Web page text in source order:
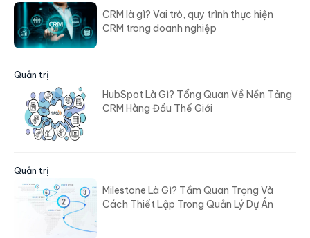
CRM là gì? Vai trò, quy trình thực hiện
CRM trong doanh nghiệp
Quản trị
HubSpot Là Gì? Tổng Quan Về Nền Tảng
CRM Hàng Đầu Thế Giới
Quản trị
Milestone Là Gì? Tầm Quan Trọng Và
Cách Thiết Lập Trong Quản Lý Dự Án